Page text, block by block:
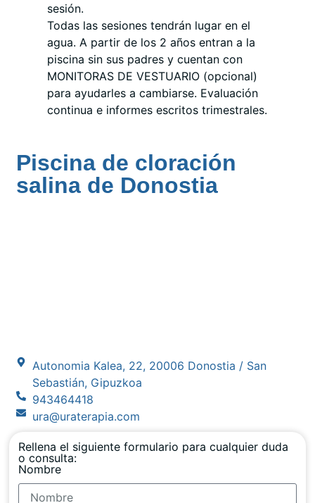
sesión.
Todas las sesiones tendrán lugar en el
agua. A partir de los 2 años entran a la
piscina sin sus padres y cuentan con
MONITORAS DE VESTUARIO (opcional)
para ayudarles a cambiarse. Evaluación
continua e informes escritos trimestrales.
Piscina de cloración
salina de Donostia
Autonomia Kalea, 22, 20006 Donostia / San
Sebastián, Gipuzkoa
943464418
ura@uraterapia.com
Rellena el siguiente formulario para cualquier duda
o consulta:
Nombre